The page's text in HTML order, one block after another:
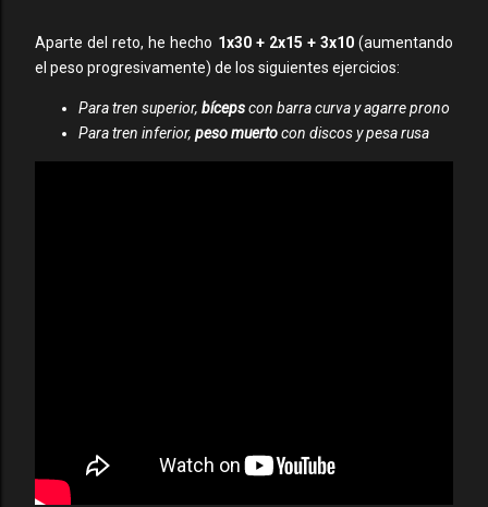
Aparte del reto, he hecho 1x30 + 2x15 + 3x10 (aumentando
el peso progresivamente) de los siguientes ejercicios:
Para tren superior, bícepscon barra curva y agarre prono
Para tren inferior, peso muertocon discos y pesa rusa